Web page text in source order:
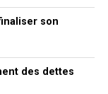
son
des dettes